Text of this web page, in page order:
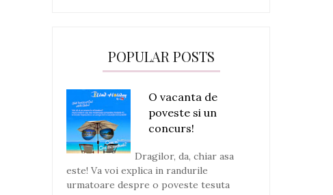
POPULAR POSTS
O vacanta de
poveste si un
concurs!
Dragilor, da, chiar asa
este! Va voi explica in randurile
urmatoare despre o poveste tesuta